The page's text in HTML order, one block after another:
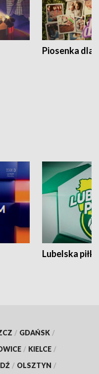
Piosenka dla
Lubelska piłka
/ GDAŃSK /
/ KIELCE /
/ OLSZTYN /